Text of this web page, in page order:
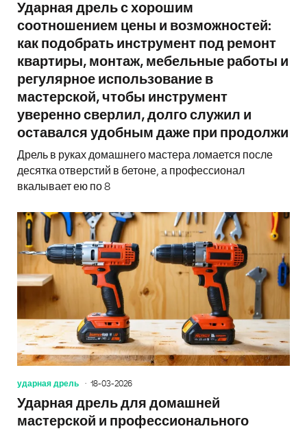
Ударная дрель с хорошим
соотношением цены и возможностей:
как подобрать инструмент под ремонт
квартиры, монтаж, мебельные работы и
регулярное использование в
мастерской, чтобы инструмент
уверенно сверлил, долго служил и
оставался удобным даже при продолжи
Дрель в руках домашнего мастера ломается после
десятка отверстий в бетоне, а профессионал
вкалывает ею по 8
ударная дрель 18-03-2026
Ударная дрель для домашней
мастерской и профессионального